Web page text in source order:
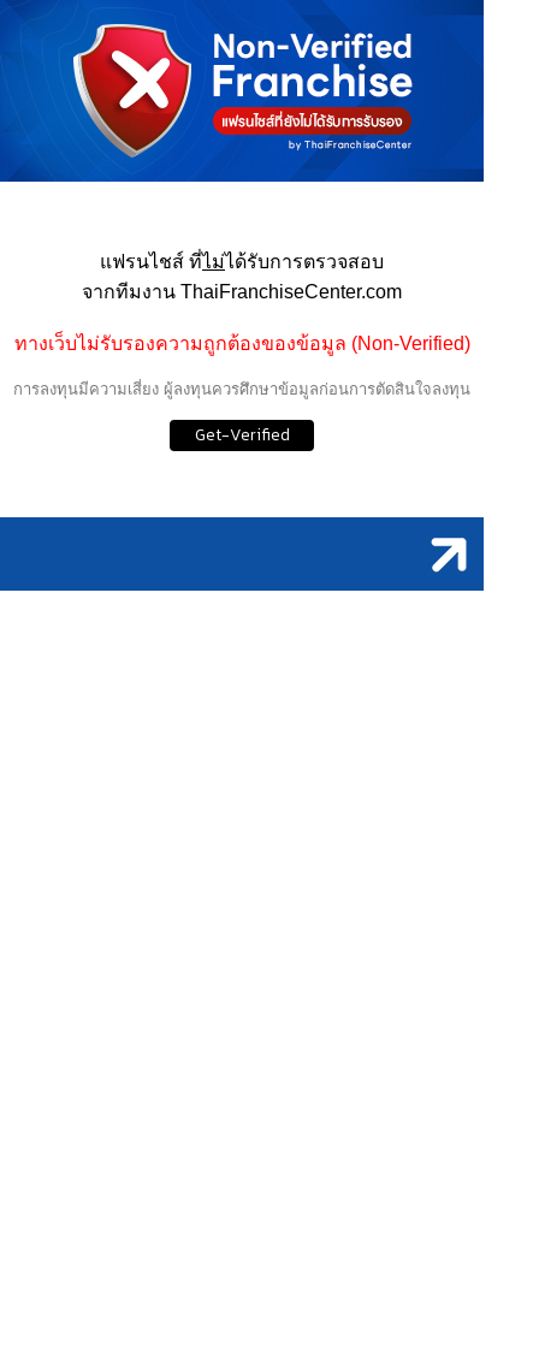
แฟรนไชส์ ที่ไม่ได้รับการตรวจสอบ
จากทีมงาน ThaiFranchiseCenter.com
ทางเว็บไม่รับรองความถูกต้องของข้อมูล (Non-Verified)
การลงทุนมีความเสี่ยง ผู้ลงทุนควรศึกษาข้อมูลก่อนการตัดสินใจลงทุน
Get-Verified